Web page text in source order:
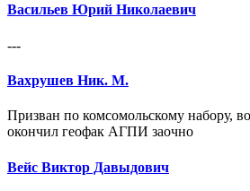
Васильев Юрий Николаевич
---
Вахрушев Ник. М.
Призван по комсомольскому набору,
окончил геофак АГПИ заочно
Вейс Виктор Давыдович